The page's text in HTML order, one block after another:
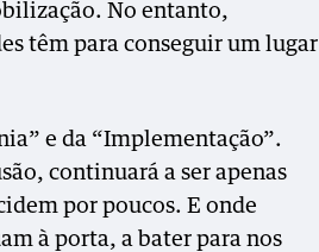
No entanto,
têm para conseguir um lugar
e da “Implementação”.
continuará a ser apenas
por poucos. E onde
à porta, a bater para nos